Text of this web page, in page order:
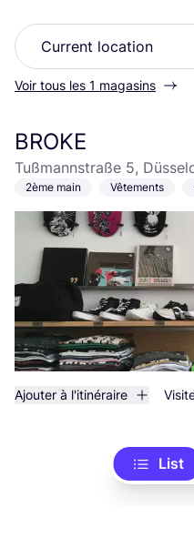
Voir tous les 1 magasins
BROKE
Tußmannstraße 5,
2ème main Vêtements
Ajouter à l'itinéraire
List